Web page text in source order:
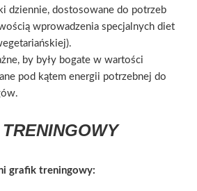
dziennie, dostosowane do potrzeb
wprowadzenia specjalnych diet
by były bogate w wartości
pod kątem energii potrzebnej do
grafik treningowy: